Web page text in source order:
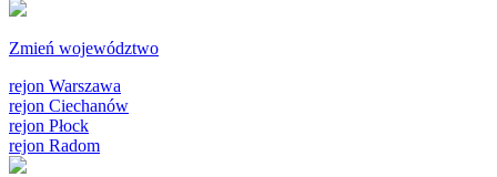
Zmień województwo
rejon Warszawa
rejon Ciechanów
rejon Płock
rejon Radom